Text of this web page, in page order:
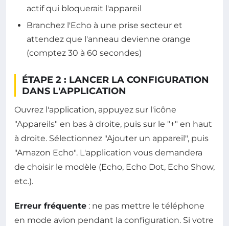
actif qui bloquerait l'appareil
Branchez l'Echo à une prise secteur et
attendez que l'anneau devienne orange
(comptez 30 à 60 secondes)
ÉTAPE 2 : LANCER LA CONFIGURATION
DANS L'APPLICATION
Ouvrez l'application, appuyez sur l'icône
"Appareils" en bas à droite, puis sur le "+" en haut
à droite. Sélectionnez "Ajouter un appareil", puis
"Amazon Echo". L'application vous demandera
de choisir le modèle (Echo, Echo Dot, Echo Show,
etc.).
Erreur fréquente : ne pas mettre le téléphone
en mode avion pendant la configuration. Si votre